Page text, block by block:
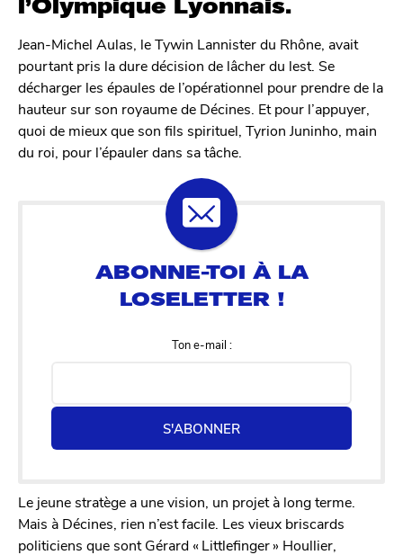
l’Olympique Lyonnais.
Jean-Michel Aulas, le Tywin Lannister du Rhône, avait
pourtant pris la dure décision de lâcher du lest. Se
décharger les épaules de l’opérationnel pour prendre de la
hauteur sur son royaume de Décines. Et pour l’appuyer,
quoi de mieux que son fils spirituel, Tyrion Juninho, main
du roi, pour l’épauler dans sa tâche.
Ton e-mail :
S'ABONNER
Le jeune stratège a une vision, un projet à long terme.
Mais à Décines, rien n’est facile. Les vieux briscards
politiciens que sont Gérard « Littlefinger » Houllier,